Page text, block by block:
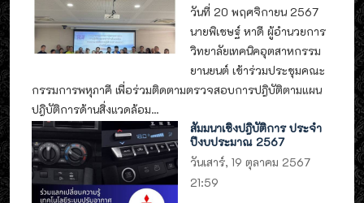
วันที่ 20 พฤศจิกายน 2567
นายพิเชษฐ์ หาดี ผู้อำนวยการ
วิทยาลัยเทคนิคอุตสาหกรรม
ยานยนต์ เข้าร่วมประชุมคณะ
กรรมการพหุภาคี เพื่อร่วมติดตามตรวจสอบการปฎิบัติตามแผน
ปฎิบัติการด้านสิ่งแวดล้อม...
สัมมนาเชิงปฎิบัติการ ประจำ
ปีงบประมาณ 2567
วันเสาร์, 19 ตุลาคม 2567
21:59